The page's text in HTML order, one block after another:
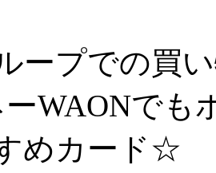
ープでの買
WAONでも
めカード☆